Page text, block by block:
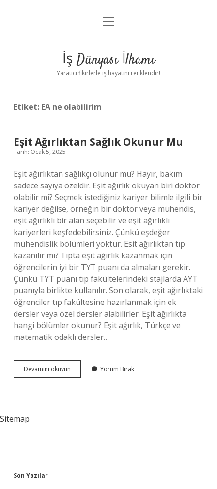
Anasayfa
Yasal Uyarı
menüyü
İş Dünyası İlhamı
Yaratıcı fikirlerle iş hayatını renklendir!
Etiket: EA ne olabilirim
Eşit Ağırlıktan Sağlık Okunur Mu
Tarih: Ocak 5, 2025
Eşit ağırlıktan sağlıkçı olunur mu? Hayır, bakım
sadece sayıya özeldir. Eşit ağırlık okuyan biri doktor
olabilir mi? Seçmek istediğiniz kariyer bilimle ilgili bir
kariyer değilse, örneğin bir doktor veya mühendis,
eşit ağırlıklı bir alan seçebilir ve eşit ağırlıklı
kariyerleri keşfedebilirsiniz. Çünkü eşdeğer
mühendislik bölümleri yoktur. Esit ağırlıktan tıp
kazanılır mı? Tıpta eşit ağırlık kazanmak için
öğrencilerin iyi bir TYT puanı da almaları gerekir.
Çünkü TYT puanı tıp fakültelerindeki stajlarda AYT
puanıyla birlikte kullanılır. Son olarak, eşit ağırlıktaki
öğrenciler tıp fakültesine hazırlanmak için ek
dersler veya özel dersler alabilirler. Eşit ağırlıkta
hangi bölümler okunur? Eşit ağırlık, Türkçe ve
matematik odaklı dersler…
Devamını okuyun
Ağırlıktan
Yorum Bırak
Sitemap
Sidebar
Son Yazılar